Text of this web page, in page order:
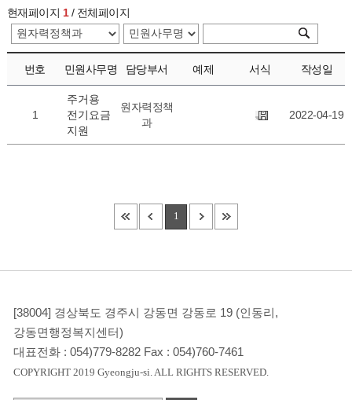
현재페이지 1/ 전체페이지
번호 민원사무명 담당부서 예제 서식 작성일
1
주거용
전기요금
지원
원자력정책
과
2022-04-19
1
[38004] 경상북도 경주시 강동면 강동로 19 (인동리,
강동면행정복지센터)
대표전화 : 054)779-8282Fax : 054)760-7461
COPYRIGHT 2019 Gyeongju-si. ALL RIGHTS RESERVED.